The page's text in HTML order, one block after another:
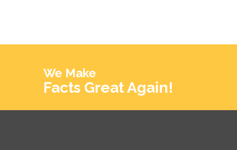
We Make
Facts Great Again!